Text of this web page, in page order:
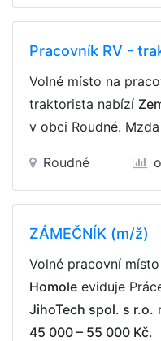
Pracovník RV -
Volné místo na
traktorista nabízí
v obci Roudné. Mzda
Roudné
ZÁMEČNÍK (m/ž)
Volné pracovní místo
Homole eviduje
JihoTech spol. s r.o.
45 000 – 55 000 Kč.